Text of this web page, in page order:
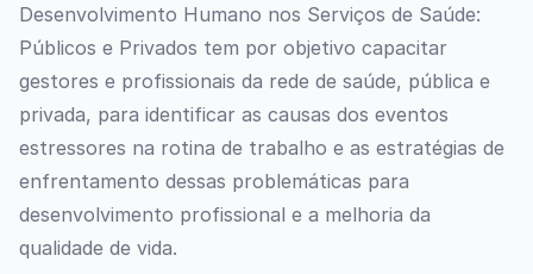
Desenvolvimento Humano nos Serviços de Saúde:
Públicos e Privados tem por objetivo capacitar
gestores e profissionais da rede de saúde, pública e
privada, para identificar as causas dos eventos
estressores na rotina de trabalho e as estratégias de
enfrentamento dessas problemáticas para
desenvolvimento profissional e a melhoria da
qualidade de vida.